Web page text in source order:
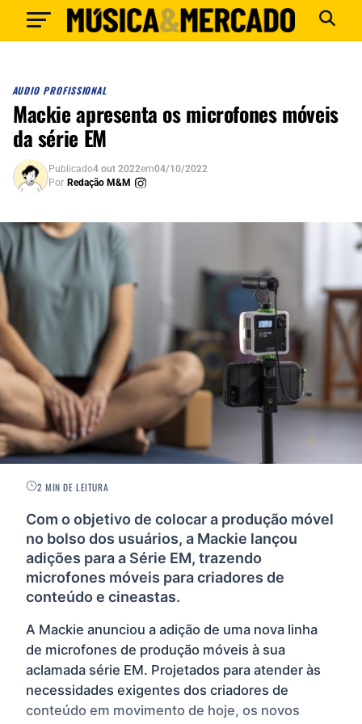
AUDIO PROFISSIONAL
Mackie apresenta os microfones móveis
da série EM
Publicado4 out 2022em04/10/2022
Por Redação M&M
2 MIN DE LEITURA
Com o objetivo de colocar a produção móvel
no bolso dos usuários, a Mackie lançou
adições para a Série EM, trazendo
microfones móveis para criadores de
conteúdo e cineastas.
A Mackie anunciou a adição de uma nova linha
de microfones de produção móveis à sua
aclamada série EM. Projetados para atender às
necessidades exigentes dos criadores de
conteúdo em movimento de hoje, os novos